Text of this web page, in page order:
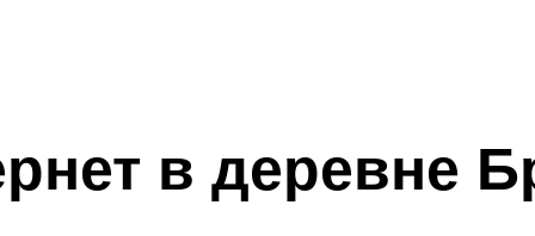
в деревне